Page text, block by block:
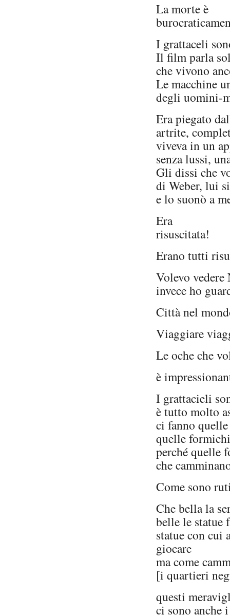
La morte è
I grattaceli
Il film parla
che vivono
Le macchine
degli uomini-
Era piegato
artrite,
viveva in un
senza lussi,
Gli dissi che
di Weber, lui
e lo suonò a
Era
risuscitata!
Erano tutti
Volevo
invece ho
Città nel
Viaggiare
Le oche che
è
I grattacieli
è tutto molto
ci fanno
quelle
perché quelle
che
Come sono
Che bella la
belle le
statue con cui
giocare
ma come
[i quartieri
questi
ci sono anche i